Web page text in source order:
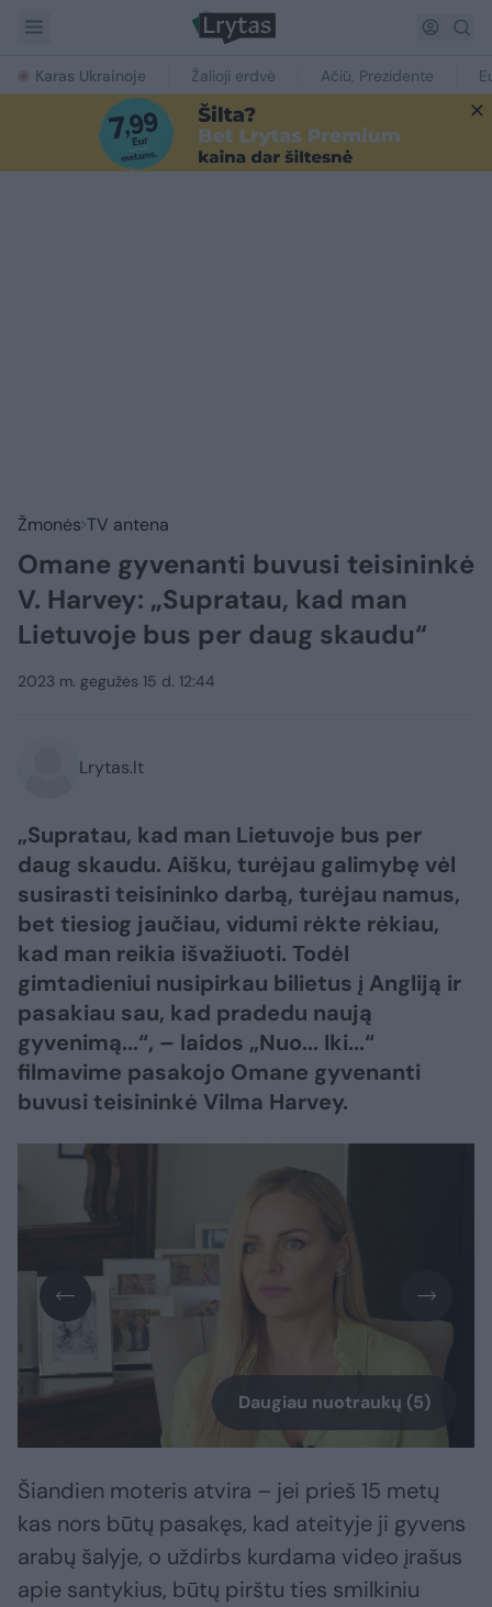
Karas Ukrainoje Žalioji erdvė Ačiū, Prezidente
Žmonės TV antena
Omane gyvenanti buvusi teisininkė
V. Harvey: ​„Supratau, kad man
Lietuvoje bus per daug skaudu“
2023 m. gegužės 15 d. 12:44
Lrytas.lt
„Supratau, kad man Lietuvoje bus per
daug skaudu. Aišku, turėjau galimybę vėl
susirasti teisininko darbą, turėjau namus,
bet tiesiog jaučiau, vidumi rėkte rėkiau,
kad man reikia išvažiuoti. Todėl
gimtadieniui nusipirkau bilietus į Angliją ir
pasakiau sau, kad pradedu naują
gyvenimą...“, – laidos „Nuo... Iki...“
filmavime pasakojo Omane gyvenanti
buvusi teisininkė Vilma Harvey.
Daugiau nuotraukų (5)
Šiandien moteris atvira – jei prieš 15 metų
kas nors būtų pasakęs, kad ateityje ji gyvens
arabų šalyje, o uždirbs kurdama video įrašus
apie santykius, būtų pirštu ties smilkiniu